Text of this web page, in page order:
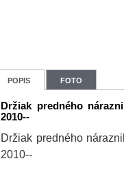
POPIS FOTO
Držiak predného
2010--
Držiak predného
2010--